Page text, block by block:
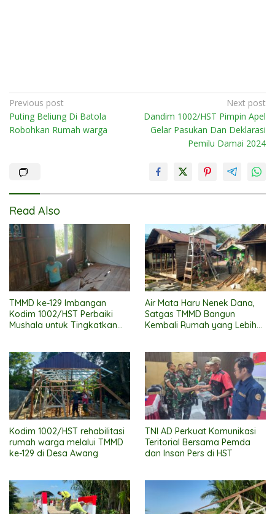
Post
navigation
Previous post
Puting Beliung Di Batola
Robohkan Rumah warga
Next post
Dandim 1002/HST Pimpin Apel
Gelar Pasukan Dan Deklarasi
Pemilu Damai 2024
Read Also
TMMD ke-129 Imbangan
Kodim 1002/HST Perbaiki
Mushala untuk Tingkatkan
Air Mata Haru Nenek Dana,
Satgas TMMD Bangun
Kembali Rumah yang Lebih
Kodim 1002/HST rehabilitasi
rumah warga melalui TMMD
ke-129 di Desa Awang
TNI AD Perkuat Komunikasi
Teritorial Bersama Pemda
dan Insan Pers di HST